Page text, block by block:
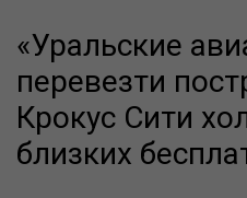
«Уральские
перевезти
Крокус Сити
близких